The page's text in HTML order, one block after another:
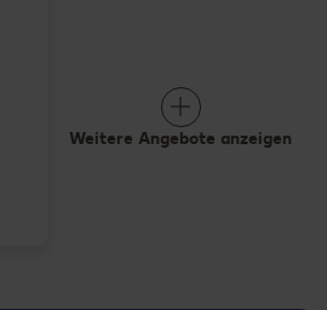
Weitere Angebote anzeigen